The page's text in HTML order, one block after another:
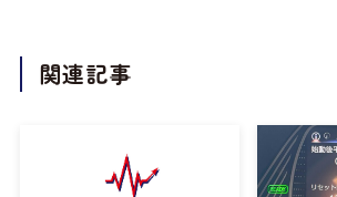
関連記事